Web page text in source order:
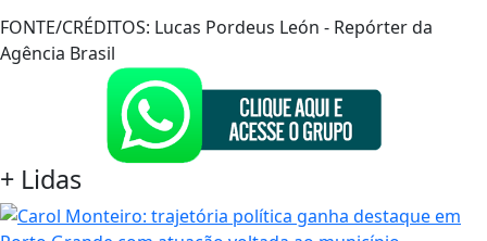
FONTE/CRÉDITOS: Lucas Pordeus León - Repórter da
Agência Brasil
+ Lidas